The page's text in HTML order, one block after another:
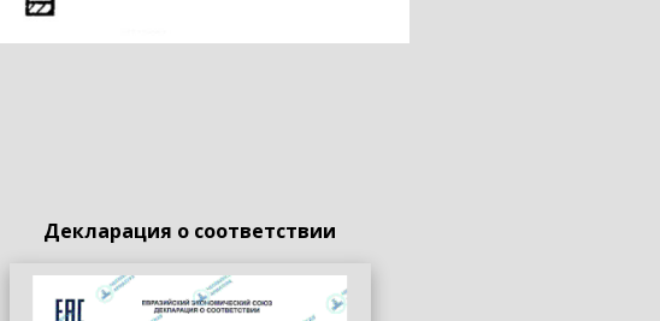
Декларация о соответствии